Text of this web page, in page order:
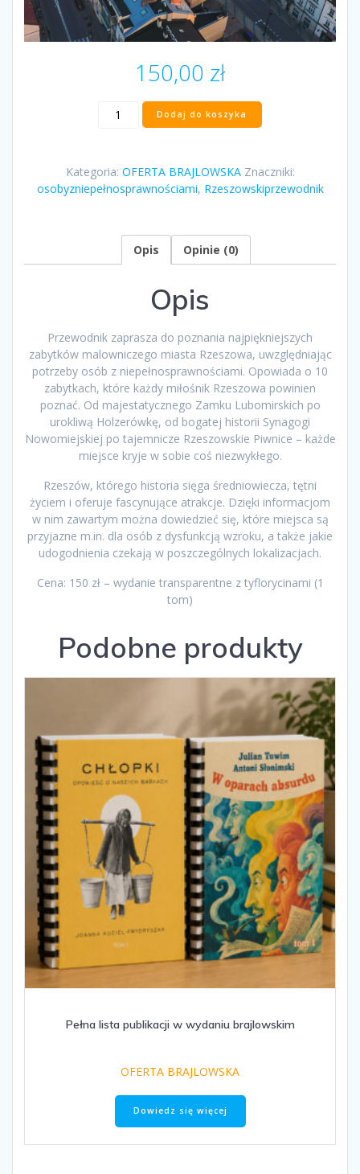
150,00 zł
ilość
"Rzeszowski
osób
z
Mirocha
i
Dodaj do koszyka
Kategoria: OFERTA BRAJLOWSKA Znaczniki:
osobyzniepełnosprawnościami, Rzeszowskiprzewodnik
Opis Opinie (0)
Opis
Przewodnik zaprasza do poznania najpiękniejszych
zabytków malowniczego miasta Rzeszowa, uwzględniając
potrzeby osób z niepełnosprawnościami. Opowiada o 10
zabytkach, które każdy miłośnik Rzeszowa powinien
poznać. Od majestatycznego Zamku Lubomirskich po
urokliwą Holzerówkę, od bogatej historii Synagogi
Nowomiejskiej po tajemnicze Rzeszowskie Piwnice – każde
miejsce kryje w sobie coś niezwykłego.
Rzeszów, którego historia sięga średniowiecza, tętni
życiem i oferuje fascynujące atrakcje. Dzięki informacjom
w nim zawartym można dowiedzieć się, które miejsca są
przyjazne m.in. dla osób z dysfunkcją wzroku, a także jakie
udogodnienia czekają w poszczególnych lokalizacjach.
Cena: 150 zł – wydanie transparentne z tyflorycinami (1
tom)
Podobne produkty
Pełna lista publikacji w wydaniu brajlowskim
OFERTA BRAJLOWSKA
Dowiedz się więcej